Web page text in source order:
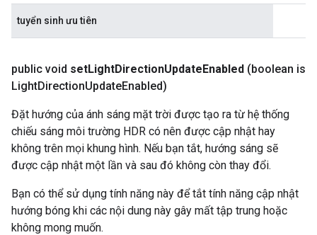
tuyển sinh ưu tiên
public void setLightDirectionUpdateEnabled (boolean is
LightDirectionUpdateEnabled)
Đặt hướng của ánh sáng mặt trời được tạo ra từ hệ thống
chiếu sáng môi trường HDR có nên được cập nhật hay
không trên mọi khung hình. Nếu bạn tắt, hướng sáng sẽ
được cập nhật một lần và sau đó không còn thay đổi.
Bạn có thể sử dụng tính năng này để tắt tính năng cập nhật
hướng bóng khi các nội dung này gây mất tập trung hoặc
không mong muốn.